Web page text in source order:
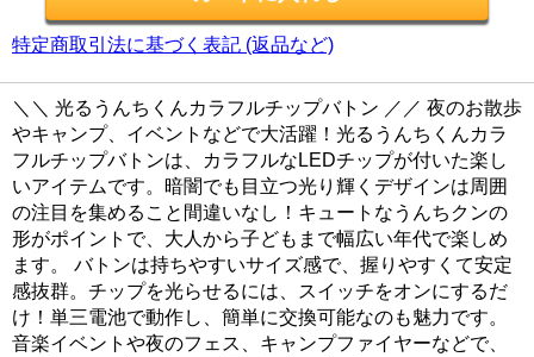
特定商取引法に基づく表記 (返品など)
＼＼ 光るうんちくんカラフルチップバトン ／／ 夜のお散歩
やキャンプ、イベントなどで大活躍！光るうんちくんカラ
フルチップバトンは、カラフルなLEDチップが付いた楽し
いアイテムです。暗闇でも目立つ光り輝くデザインは周囲
の注目を集めること間違いなし！キュートなうんちクンの
形がポイントで、大人から子どもまで幅広い年代で楽しめ
ます。 バトンは持ちやすいサイズ感で、握りやすくて安定
感抜群。チップを光らせるには、スイッチをオンにするだ
け！単三電池で動作し、簡単に交換可能なのも魅力です。
音楽イベントや夜のフェス、キャンプファイヤーなどで、